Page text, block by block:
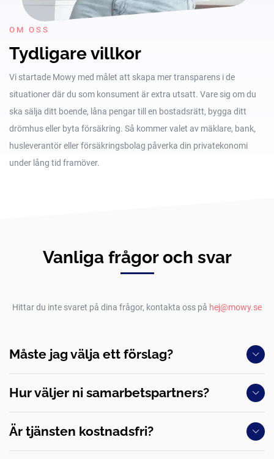
OM OSS
Tydligare villkor
Vi startade Mowy med målet att skapa mer transparens i de
situationer där du som konsument är extra utsatt. Vare sig om du
ska sälja ditt boende, låna pengar till en bostadsrätt, bygga ditt
drömhus eller byta försäkring. Så kommer valet av mäklare, bank,
husleverantör eller försäkringsbolag påverka din privatekonomi
under lång tid framöver.
Vanliga frågor och svar
Hittar du inte svaret på dina frågor, kontakta oss på hej@mowy.se
Måste jag välja ett förslag?
Hur väljer ni samarbetspartners?
Är tjänsten kostnadsfri?